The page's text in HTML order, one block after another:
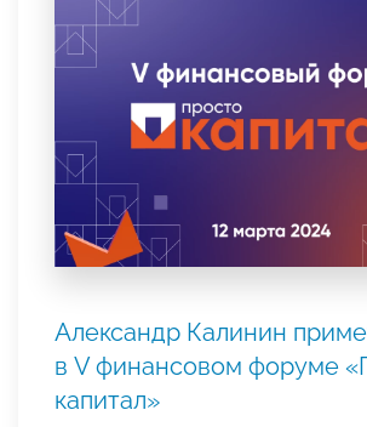
Александр Калинин
в V финансовом форуме
капитал»